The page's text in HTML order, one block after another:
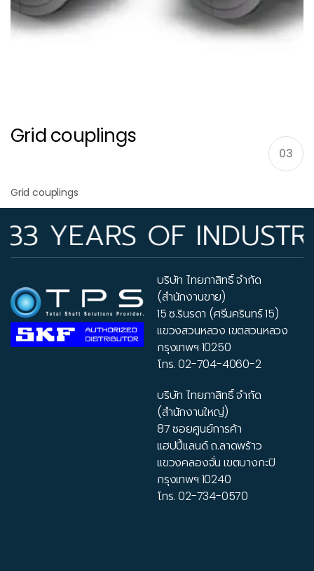
Grid couplings
03
Grid couplings
OF INDUSTRY
บริษัท ไทยภาสิทธิ์ จำกัด
(สำนักงานขาย)
15 ซ.รินรดา (ศรีนครินทร์ 15)
แขวงสวนหลวง เขตสวนหลวง
กรุงเทพฯ 10250
โทร.02-704-4060-2
บริษัท ไทยภาสิทธิ์ จำกัด
(สำนักงานใหญ่)
87 ซอยศูนย์การค้า
แฮปปี้แลนด์ ถ.ลาดพร้าว
แขวงคลองจั่น เขตบางกะปิ
กรุงเทพฯ 10240
โทร.02-734-0570